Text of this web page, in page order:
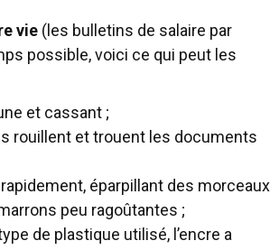
vie (les bulletins de salaire par
possible, voici ce qui peut les
et cassant ;
rouillent et trouent les documents
éparpillant des morceaux
peu ragoûtantes ;
de plastique utilisé, l’encre a